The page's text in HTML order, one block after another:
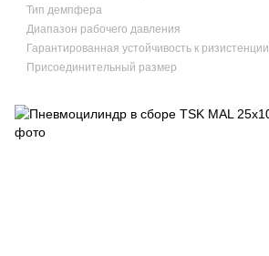
Тип демпфера
Диапазон рабочего давления
Гарантированная устойчивость к ризистенции
Присоединительный размер